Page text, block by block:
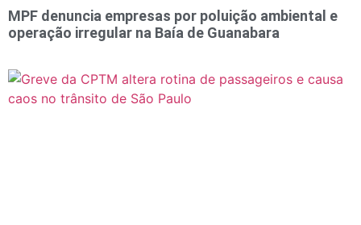
MPF denuncia empresas por poluição ambiental e
operação irregular na Baía de Guanabara